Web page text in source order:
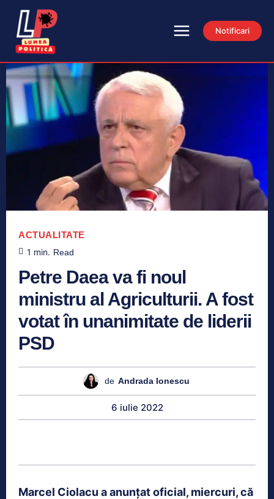
Notificari
ACTUALITATE
1 min. Read
Petre Daea va fi noul
ministru al Agriculturii. A fost
votat în unanimitate de liderii
PSD
de Andrada Ionescu
6 iulie 2022
Marcel Ciolacu a anunțat oficial, miercuri, că